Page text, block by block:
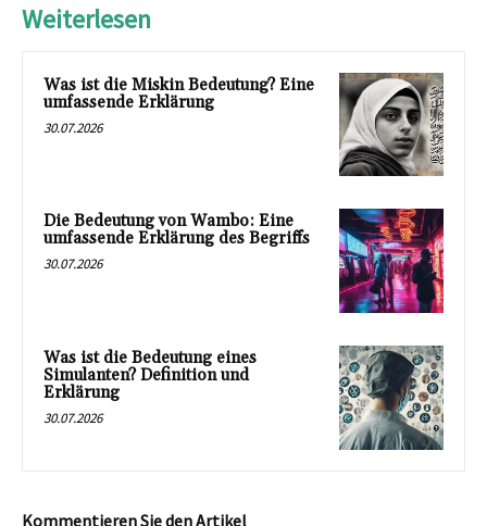
Weiterlesen
Was ist die Miskin Bedeutung? Eine
umfassende Erklärung
30.07.2026
Die Bedeutung von Wambo: Eine
umfassende Erklärung des Begriffs
30.07.2026
Was ist die Bedeutung eines
Simulanten? Definition und
Erklärung
30.07.2026
Kommentieren Sie den Artikel